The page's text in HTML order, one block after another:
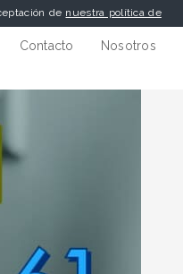
Contacto Nosotros
de nuestra política de